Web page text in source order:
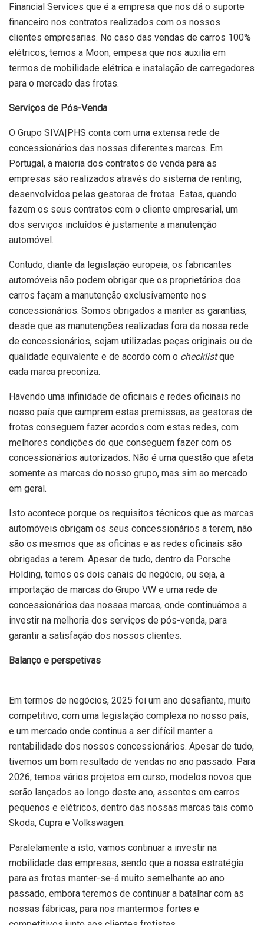
Financial Services que é a empresa que nos dá o suporte
financeiro nos contratos realizados com os nossos
clientes empresarias. No caso das vendas de carros 100%
elétricos, temos a Moon, empesa que nos auxilia em
termos de mobilidade elétrica e instalação de carregadores
para o mercado das frotas.
Serviços de Pós-Venda
O Grupo SIVA|PHS conta com uma extensa rede de
concessionários das nossas diferentes marcas. Em
Portugal, a maioria dos contratos de venda para as
empresas são realizados através do sistema de renting,
desenvolvidos pelas gestoras de frotas. Estas, quando
fazem os seus contratos com o cliente empresarial, um
dos serviços incluídos é justamente a manutenção
automóvel.
Contudo, diante da legislação europeia, os fabricantes
automóveis não podem obrigar que os proprietários dos
carros façam a manutenção exclusivamente nos
concessionários. Somos obrigados a manter as garantias,
desde que as manutenções realizadas fora da nossa rede
de concessionários, sejam utilizadas peças originais ou de
qualidade equivalente e de acordo com o checklistque
cada marca preconiza.
Havendo uma infinidade de oficinais e redes oficinais no
nosso país que cumprem estas premissas, as gestoras de
frotas conseguem fazer acordos com estas redes, com
melhores condições do que conseguem fazer com os
concessionários autorizados. Não é uma questão que afeta
somente as marcas do nosso grupo, mas sim ao mercado
em geral.
Isto acontece porque os requisitos técnicos que as marcas
automóveis obrigam os seus concessionários a terem, não
são os mesmos que as oficinas e as redes oficinais são
obrigadas a terem. Apesar de tudo, dentro da Porsche
Holding, temos os dois canais de negócio, ou seja, a
importação de marcas do Grupo VW e uma rede de
concessionários das nossas marcas, onde continuámos a
investir na melhoria dos serviços de pós-venda, para
garantir a satisfação dos nossos clientes.
Balanço e perspetivas
Em termos de negócios, 2025 foi um ano desafiante, muito
competitivo, com uma legislação complexa no nosso país,
e um mercado onde continua a ser difícil manter a
rentabilidade dos nossos concessionários. Apesar de tudo,
tivemos um bom resultado de vendas no ano passado. Para
2026, temos vários projetos em curso, modelos novos que
serão lançados ao longo deste ano, assentes em carros
pequenos e elétricos, dentro das nossas marcas tais como
Skoda, Cupra e Volkswagen.
Paralelamente a isto, vamos continuar a investir na
mobilidade das empresas, sendo que a nossa estratégia
para as frotas manter-se-á muito semelhante ao ano
passado, embora teremos de continuar a batalhar com as
nossas fábricas, para nos mantermos fortes e